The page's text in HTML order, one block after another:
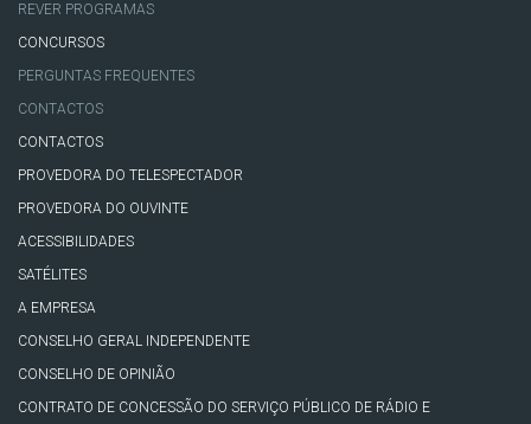
REVER PROGRAMAS
CONCURSOS
PERGUNTAS FREQUENTES
CONTACTOS
CONTACTOS
PROVEDORA DO TELESPECTADOR
PROVEDORA DO OUVINTE
ACESSIBILIDADES
SATÉLITES
A EMPRESA
CONSELHO GERAL INDEPENDENTE
CONSELHO DE OPINIÃO
CONTRATO DE CONCESSÃO DO SERVIÇO PÚBLICO DE RÁDIO E